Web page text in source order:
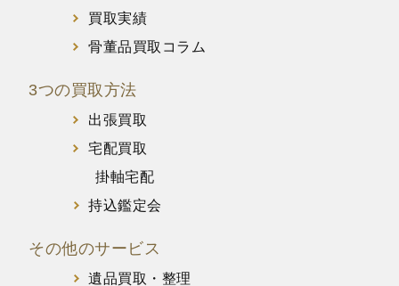
買取実績
骨董品買取コラム
3つの買取方法
出張買取
宅配買取
掛軸宅配
持込鑑定会
その他のサービス
遺品買取・整理